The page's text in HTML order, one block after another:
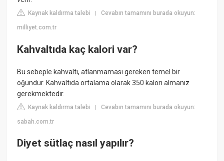
Kaynak kaldırma talebi |Cevabın tamamını burada okuyun:
milliyet.com.tr
Kahvaltıda kaç kalori var?
Bu sebeple kahvaltı, atlanmaması gereken temel bir
öğündür. Kahvaltıda ortalama olarak 350 kalori almanız
gerekmektedir.
Kaynak kaldırma talebi |Cevabın tamamını burada okuyun:
sabah.com.tr
Diyet sütlaç nasıl yapılır?